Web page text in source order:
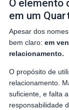
O elemento
em um
Apesar dos
bem claro: em
relacionamento.
O propósito de
relacionamento.
suficiente, e falta
responsabilidade